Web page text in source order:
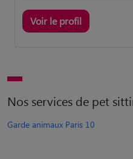
Voir le profil
Nos services de pet
Garde animaux Paris 10